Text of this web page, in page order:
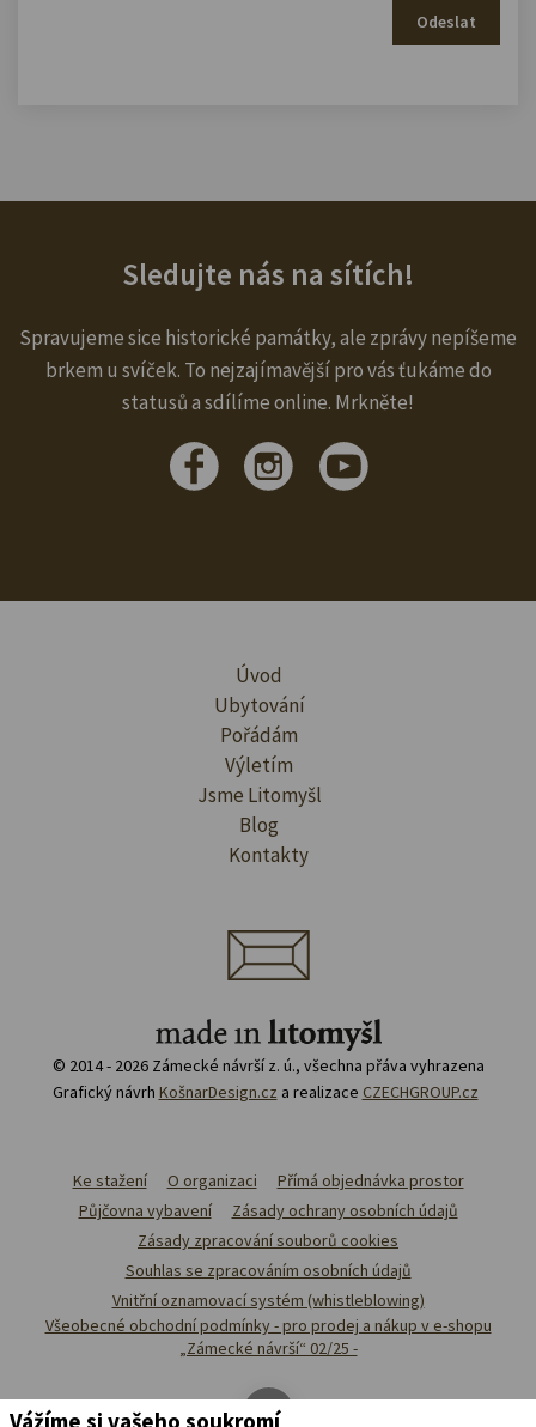
Odeslat
Sledujte nás na sítích!
Spravujeme sice historické památky, ale zprávy nepíšeme
brkem u svíček. To nejzajímavější pro vás ťukáme do
statusů a sdílíme online. Mrkněte!
Úvod
Ubytování
Pořádám
Výletím
Jsme Litomyšl
Blog
Kontakty
© 2014 - 2026 Zámecké návrší z. ú., všechna přáva vyhrazena
Grafický návrh KošnarDesign.cz a realizace CZECHGROUP.cz
Ke stažení O organizaci
Přímá objednávka prostor
Půjčovna vybavení
Zásady ochrany osobních údajů
Zásady zpracování souborů cookies
Souhlas se zpracováním osobních údajů
Vnitřní oznamovací systém (whistleblowing)
Všeobecné obchodní podmínky - pro prodej a nákup v e-shopu
„Zámecké návrší“ 02/25 -
Vážíme si vašeho soukromí